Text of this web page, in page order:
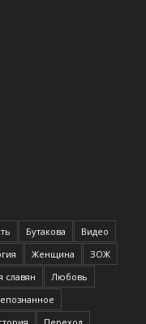
Бутакова
Видео
Женщина
ЗОЖ
славян
Любовь